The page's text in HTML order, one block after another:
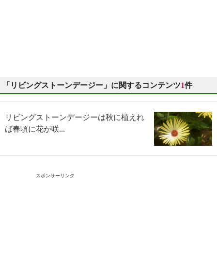
「リビングストーンデージー」に関するコンテンツ1件
リビングストーンデージーは秋に植えれ
ば春頃に花が咲...
スポンサーリンク